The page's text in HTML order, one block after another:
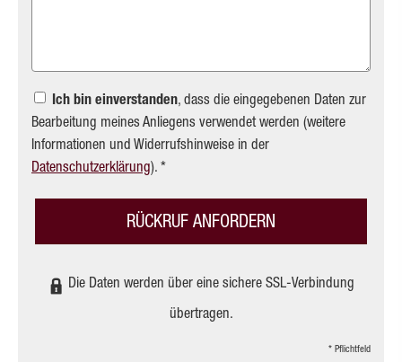
Ich bin einverstanden, dass die eingegebenen Daten zur
Bearbeitung meines Anliegens verwendet werden (weitere
Informationen und Widerrufshinweise in der
Datenschutzerklärung). *
RÜCKRUF ANFORDERN
Die Daten werden über eine sichere SSL-Verbindung
übertragen.
* Pflichtfeld